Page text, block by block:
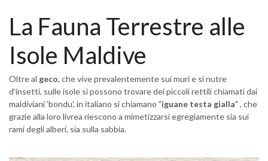
La Fauna Terrestre alle
Isole Maldive
Oltre al geco, che vive prevalentemente sui muri e si nutre
d'insetti, sulle isole si possono trovare dei piccoli rettili chiamati dai
maldiviani 'bondu', in italiano si chiamano "iguane testa gialla" , che
grazie alla loro livrea riescono a mimetizzarsi egregiamente sia sui
rami degli alberi, sia sulla sabbia.